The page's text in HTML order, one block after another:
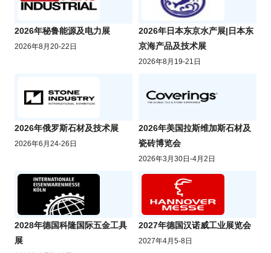
2026年秘鲁能源及电力展
2026年8月20-22日
2026年日本东京水产展|日本东
京海产品及技术展
2026年8月19-21日
2026年俄罗斯石材及技术展
2026年6月24-26日
2026年美国拉斯维加斯石材及
瓷砖博览会
2026年3月30日-4月2日
2028年德国科隆国际五金工具
展
2027年德国汉诺威工业展览会
2027年4月5-8日